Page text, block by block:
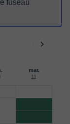
fuseau
mar.
11